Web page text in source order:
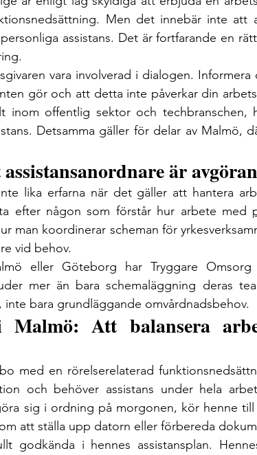
Men det innebär inte att
assistans. Det är fortfarande en
vara involverad i dialogen.
gör och att detta inte påverkar din
inom offentlig sektor och techbranschen,
Detsamma gäller för delar av Malmö,
är
lika erfarna när det gäller att hantera
efter någon som förstår hur arbete med
man koordinerar scheman för
vid behov.
eller Göteborg har Tryggare
mer än bara schemaläggning deras
inte bara grundläggande omvårdnadsbehov.
Malmö: Att balansera
med en rörelserelaterad
och behöver assistans under hela
sig i ordning på morgonen, kör henne
att ställa upp datorn eller förbereda
godkända i hennes assistansplan.